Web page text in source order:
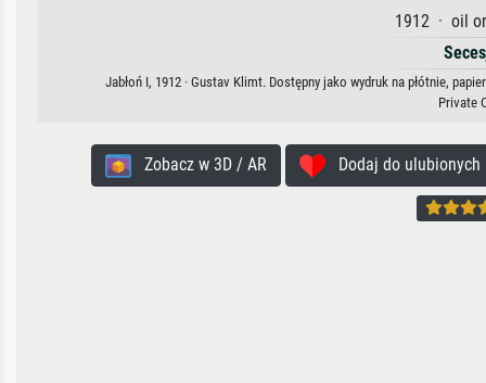
1912 · oil
Jabłoń I, 1912 · Gustav Klimt. Dostępny jako wydruk na płótnie,
Private
Zobacz w 3D / AR Dodaj do ulubionych